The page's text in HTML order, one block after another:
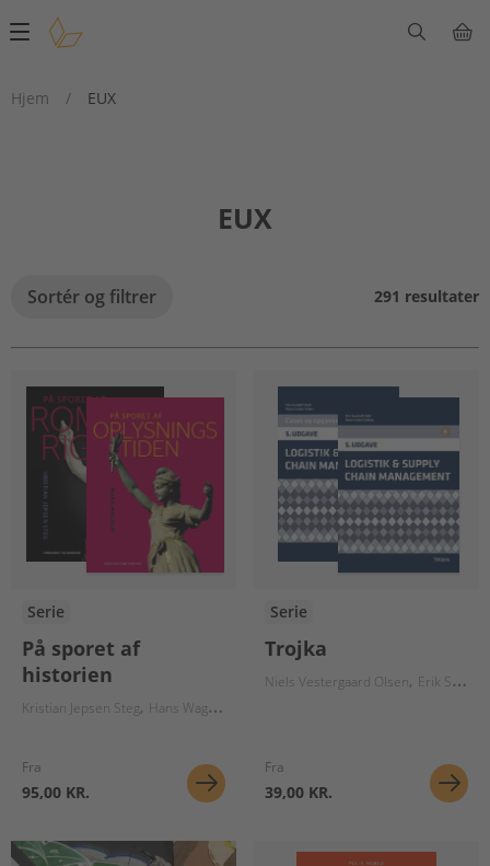
Main
Hjem
/ EUX
EUX
Sortér og filtrer 291 resultater
Serie
På sporet af
historien
Kristian Jepsen Steg Hans Wagner
Fra
95,00 KR.
Serie
Trojka
Niels Vestergaard Olsen Erik Staunstrup
Fra
39,00 KR.